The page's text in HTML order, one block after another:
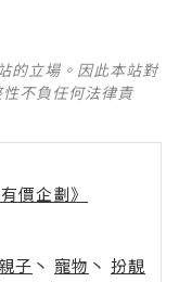
的立場。因此本站對
不負任何法律責
價企劃》
子 丶 寵物 丶 扮靚